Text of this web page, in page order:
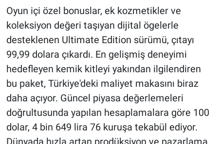
Oyun içi özel bonuslar, ek kozmetikler ve
koleksiyon değeri taşıyan dijital ögelerle
desteklenen Ultimate Edition sürümü, çıtayı
99,99 dolara çıkardı. En gelişmiş deneyimi
hedefleyen kemik kitleyi yakından ilgilendiren
bu paket, Türkiye'deki maliyet makasını biraz
daha açıyor. Güncel piyasa değerlemeleri
doğrultusunda yapılan hesaplamalara göre 100
dolar, 4 bin 649 lira 76 kuruşa tekabül ediyor.